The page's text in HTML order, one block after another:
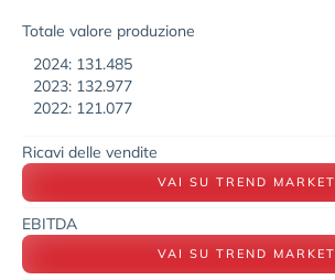
Totale valore produzione
2024: 131.485
2023: 132.977
2022: 121.077
Ricavi delle vendite
VAI SU TREND MARKET
EBITDA
VAI SU TREND MARKET